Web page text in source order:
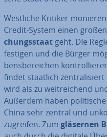
Westliche Kritiker
Credit-System einen
chungs­staat geht. Die
festigen und die Bürger
bens­be­rei­chen
findet staatlich zen­tra­li­siert
wird als zu weit­rei­chend
Außerdem haben
China sehr zentral und
zu­grei­fen. Zum gläsernen